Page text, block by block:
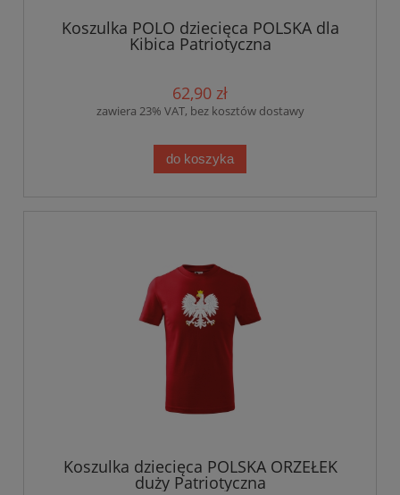
Koszulka POLO dziecięca POLSKA dla
Kibica Patriotyczna
62,90 zł
zawiera 23% VAT, bez kosztów dostawy
do koszyka
Koszulka dziecięca POLSKA ORZEŁEK
duży Patriotyczna